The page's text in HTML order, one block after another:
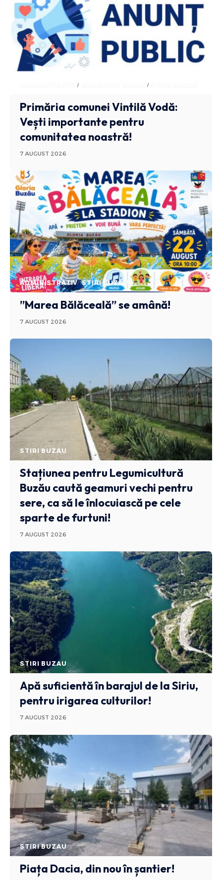
ADMINISTRATIV ANUNTURI BUZAU
Primăria comunei Vintilă Vodă:
Vești importante pentru
comunitatea noastră!
7 AUGUST 2026
ADMINISTRATIV STIRI BUZAU
”Marea Bălăceală” se amână!
7 AUGUST 2026
STIRI BUZAU
Stațiunea pentru Legumicultură
Buzău caută geamuri vechi pentru
sere, ca să le înlocuiască pe cele
sparte de furtuni!
7 AUGUST 2026
STIRI BUZAU
Apă suficientă în barajul de la Siriu,
pentru irigarea culturilor!
7 AUGUST 2026
STIRI BUZAU
Piața Dacia, din nou în șantier!